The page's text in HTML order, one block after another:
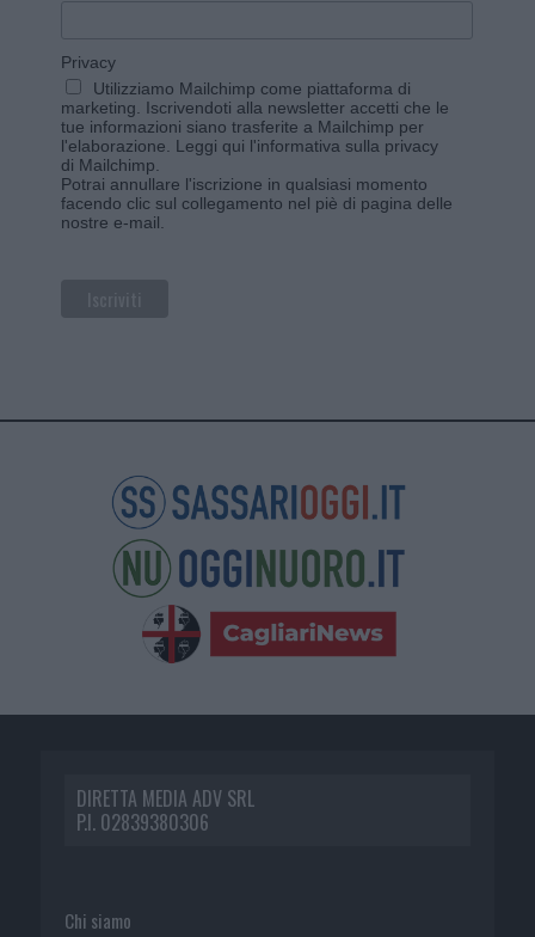
Privacy
Utilizziamo Mailchimp come piattaforma di
marketing. Iscrivendoti alla newsletter accetti che le
tue informazioni siano trasferite a Mailchimp per
l'elaborazione. Leggi qui l'informativa sulla privacy
di Mailchimp
Potrai annullare l'iscrizione in qualsiasi momento
facendo clic sul collegamento nel piè di pagina delle
nostre e-mail.
DIRETTA MEDIA ADV SRL
P.I. 02839380306
Chi siamo